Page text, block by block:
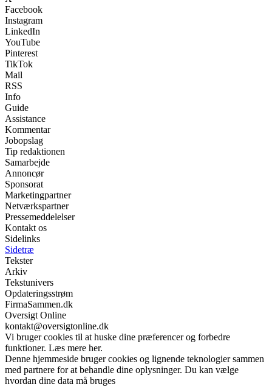
Facebook
Instagram
LinkedIn
YouTube
Pinterest
TikTok
Mail
RSS
Info
Guide
Assistance
Kommentar
Jobopslag
Tip redaktionen
Samarbejde
Annoncør
Sponsorat
Marketingpartner
Netværkspartner
Pressemeddelelser
Kontakt os
Sidelinks
Sidetræ
Tekster
Arkiv
Tekstunivers
Opdateringsstrøm
FirmaSammen.dk
Oversigt Online
kontakt@oversigtonline.dk
Vi bruger cookies til at huske dine præferencer og forbedre
funktioner. Læs mere her.
Denne hjemmeside bruger cookies og lignende teknologier sammen
med partnere for at behandle dine oplysninger. Du kan vælge
hvordan dine data må bruges